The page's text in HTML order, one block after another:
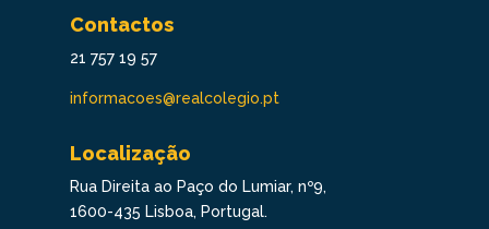
Contactos
21 757 19 57
informacoes@realcolegio.pt
Localização
Rua Direita ao Paço do Lumiar, nº9,
1600-435 Lisboa, Portugal.